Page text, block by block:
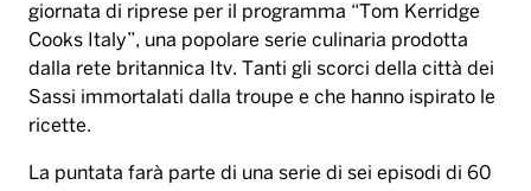
giornata di riprese per il programma “Tom Kerridge
Cooks Italy”, una popolare serie culinaria prodotta
dalla rete britannica Itv. Tanti gli scorci della città dei
Sassi immortalati dalla troupe e che hanno ispirato le
ricette.
La puntata farà parte di una serie di sei episodi di 60